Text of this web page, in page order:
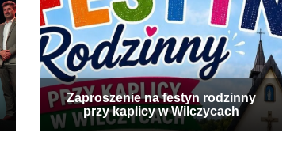
Zaproszenie na festyn rodzinny
przy kaplicy w Wilczycach